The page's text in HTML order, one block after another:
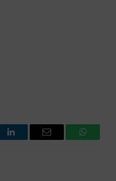
LinkedIn Email WhatsApp